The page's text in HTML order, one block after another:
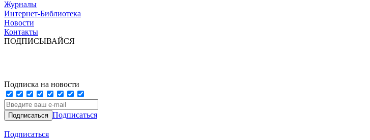
Журналы
Интернет-Библиотека
Новости
Контакты
ПОДПИСЫВАЙСЯ
Подписка на новости
Подписаться
Подписаться